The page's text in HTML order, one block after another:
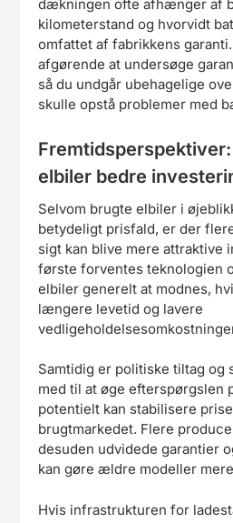
dækningen ofte afhænger af
kilometerstand og hvorvidt
omfattet af fabrikkens
afgørende at undersøge
så du undgår ubehagelige
skulle opstå problemer med
elbiler bedre
Selvom brugte elbiler i
betydeligt prisfald, er der
sigt kan blive mere attraktive
første forventes teknologien
elbiler generelt at modnes,
længere levetid og lavere
Samtidig er politiske tiltag og
med til at øge efterspørgslen
potentielt kan stabilisere
brugtmarkedet. Flere
desuden udvidede garantier
kan gøre ældre modeller
Hvis infrastrukturen for